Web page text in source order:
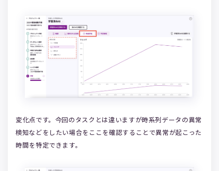
変化点です。今回のタスクとは違いますが時系列データの異常
検知などをしたい場合をここを確認することで異常が起こった
時間を特定できます。